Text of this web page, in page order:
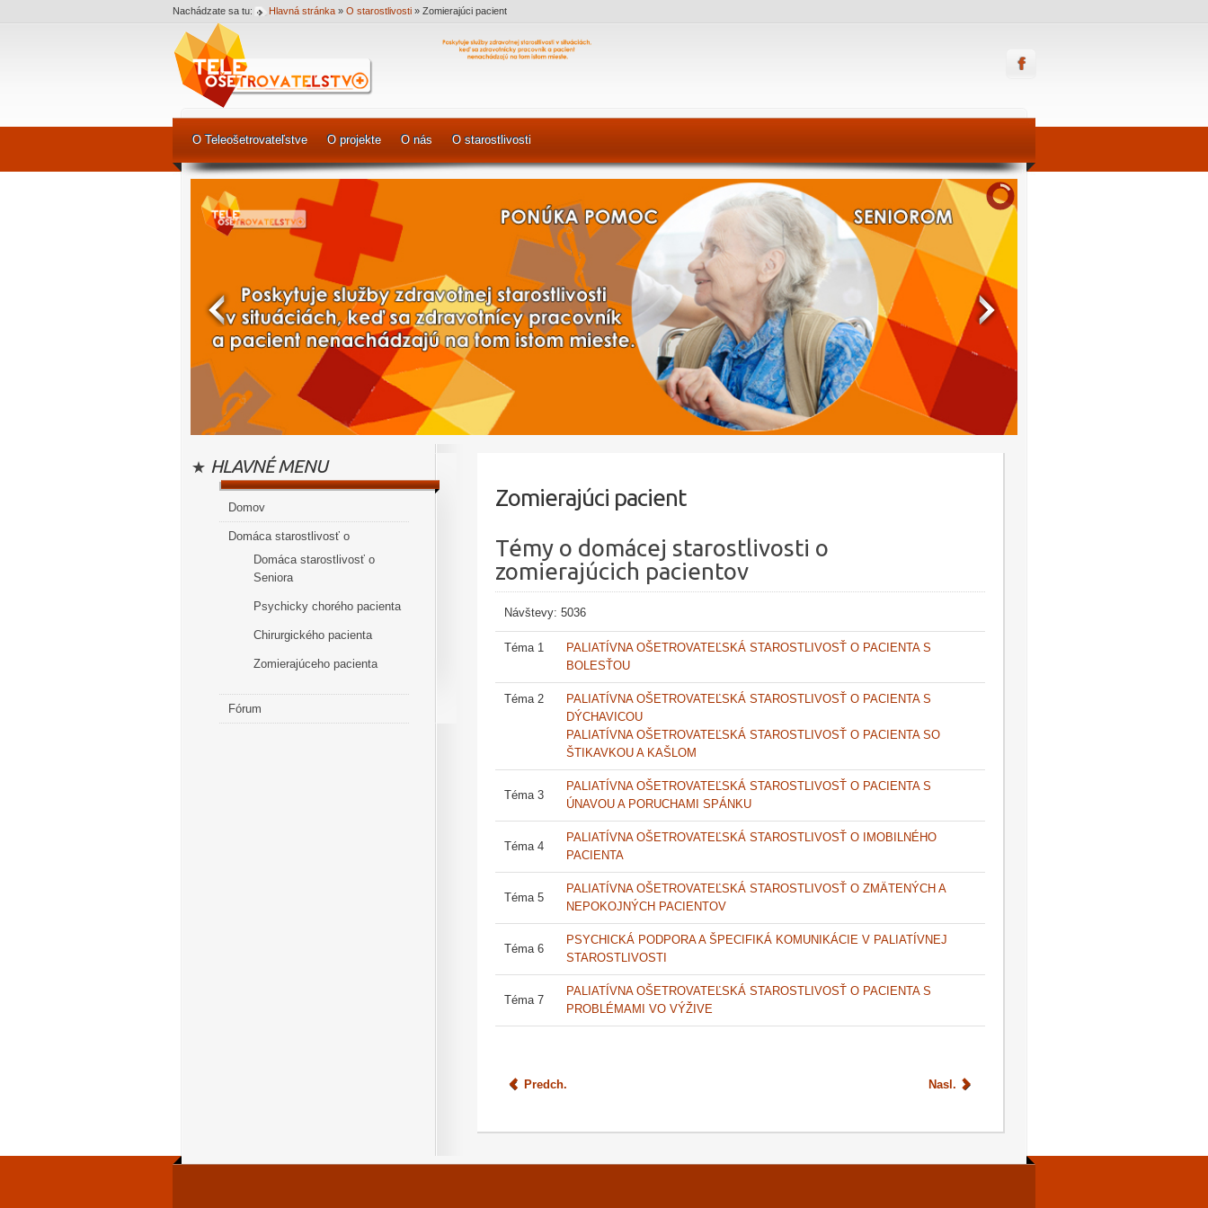
Nachádzate sa tu: Hlavná stránka » O starostlivosti » Zomierajúci pacient
O Teleošetrovateľstve O projekte O nás O starostlivosti
HLAVNÉ MENU
Domov
Domáca starostlivosť o
Domáca starostlivosť o
Seniora
Psychicky chorého pacienta
Chirurgického pacienta
Zomierajúceho pacienta
Fórum
Zomierajúci pacient
Témy o domácej starostlivosti o
zomierajúcich pacientov
Návštevy: 5036
Téma 1
PALIATÍVNA OŠETROVATEĽSKÁ STAROSTLIVOSŤ O PACIENTA S
BOLESŤOU
Téma 2
PALIATÍVNA OŠETROVATEĽSKÁ STAROSTLIVOSŤ O PACIENTA S
DÝCHAVICOU
PALIATÍVNA OŠETROVATEĽSKÁ STAROSTLIVOSŤ O PACIENTA SO
ŠTIKAVKOU A KAŠLOM
Téma 3
PALIATÍVNA OŠETROVATEĽSKÁ STAROSTLIVOSŤ O PACIENTA S
ÚNAVOU A PORUCHAMI SPÁNKU
Téma 4
PALIATÍVNA OŠETROVATEĽSKÁ STAROSTLIVOSŤ O IMOBILNÉHO
PACIENTA
Téma 5
PALIATÍVNA OŠETROVATEĽSKÁ STAROSTLIVOSŤ O ZMÄTENÝCH A
NEPOKOJNÝCH PACIENTOV
Téma 6
PSYCHICKÁ PODPORA A ŠPECIFIKÁ KOMUNIKÁCIE V PALIATÍVNEJ
STAROSTLIVOSTI
Téma 7
PALIATÍVNA OŠETROVATEĽSKÁ STAROSTLIVOSŤ O PACIENTA S
PROBLÉMAMI VO VÝŽIVE
Predch. Nasl.